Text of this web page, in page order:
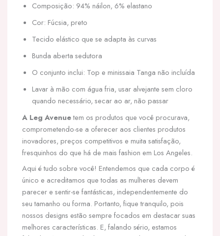
Composição: 94% náilon, 6% elastano
Cor: Fúcsia, preto
Tecido elástico que se adapta às curvas
Bunda aberta sedutora
O conjunto inclui: Top e minissaia Tanga não incluída
Lavar à mão com água fria, usar alvejante sem cloro
quando necessário, secar ao ar, não passar
A Leg Avenuetem os produtos que você procurava,
comprometendo-se a oferecer aos clientes produtos
inovadores, preços competitivos e muita satisfação,
fresquinhos do que há de mais fashion em Los Angeles.
Aqui é tudo sobre você! Entendemos que cada corpo é
único e acreditamos que todas as mulheres devem
parecer e sentir-se fantásticas, independentemente do
seu tamanho ou forma. Portanto, fique tranquilo, pois
nossos designs estão sempre focados em destacar suas
melhores características. E, falando sério, estamos